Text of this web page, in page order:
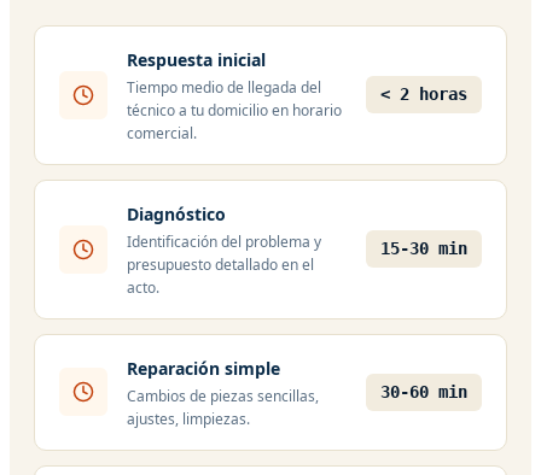
Respuesta inicial
Tiempo medio de llegada del
técnico a tu domicilio en horario
comercial.
< 2 horas
Diagnóstico
Identificación del problema y
presupuesto detallado en el
acto.
15-30 min
Reparación simple
Cambios de piezas sencillas,
ajustes, limpiezas.
30-60 min